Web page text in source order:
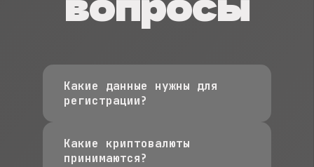
Какие данные нужны для
регистрации?
Какие криптовалюты
принимаются?